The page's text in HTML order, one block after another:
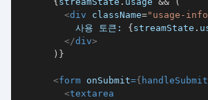
<div className=" usage-info
          사용 토큰:
{streamState .
</div>
) }
<form onSubmit={ handleSubmit
<textarea